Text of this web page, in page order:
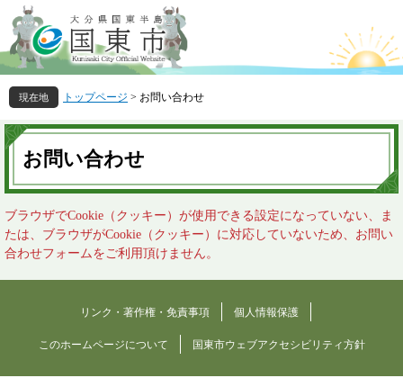
ー
ジ
の
先
頭
で
す
ニ
ュ
ー
を
飛
ば
し
へ
トップページ > お問い合わせ
本
文
お問い合わせ
ブラウザでCookie（クッキー）が使用できる設定になっていない、ま
たは、ブラウザがCookie（クッキー）に対応していないため、お問い
合わせフォームをご利用頂けません。
リンク・著作権・免責事項 個人情報保護
このホームページについて 国東市ウェブアクセシビリティ方針